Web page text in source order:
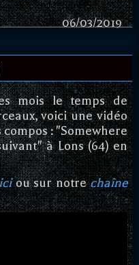
06/03/2019
mois le temps de
voici une vidéo
: "Somewhere
à Lons (64) en
ou sur notrechaîne